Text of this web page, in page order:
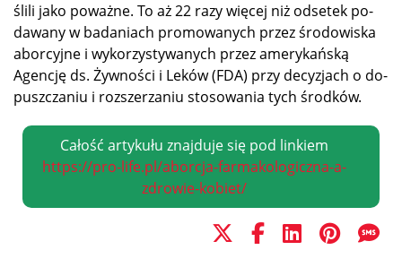
śli­li ja­ko po­waż­ne. To aż 22 ra­zy wię­cej niż od­se­tek po­
da­wa­ny w ba­da­niach pro­mo­wa­nych przez śro­do­wi­ska
abor­cyj­ne i wy­ko­rzy­sty­wa­nych przez ame­ry­kań­ską
Agen­cję ds. Żyw­no­ści i Le­ków (FDA) przy de­cy­zjach o do­
pusz­cza­niu i roz­sze­rza­niu sto­so­wa­nia tych środków.
Całość artykułu znajduje się pod linkiem
https://pro-life.pl/aborcja-farmakologiczna-a-
zdrowie-kobiet/